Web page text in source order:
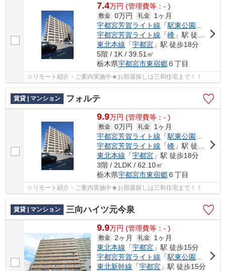
7.4万円 (管理費等：- )
敷金 0万円 礼金
1ヶ月
宇都宮芳賀ライト線 「駅東公園前
宇都宮芳賀ライト線 「峰 」駅 徒歩6分
東北本線 「宇都宮 」駅 徒歩18分
5階 / 1K / 39.51㎡
栃木県宇都宮市東宿郷６丁目
☆リモート紹介・ご案内実施中★お部屋探しは三和住宅まで！！
賃貸 | マンション フォルテ
9.9万円 (管理費等：- )
敷金 0万円 礼金
1ヶ月
宇都宮芳賀ライト線 「駅東公園前
宇都宮芳賀ライト線 「峰 」駅 徒歩6分
東北本線 「宇都宮 」駅 徒歩18分
3階 / 2LDK / 62.10㎡
栃木県宇都宮市東宿郷６丁目
☆リモート紹介・ご案内実施中★お部屋探しは三和住宅まで！！
賃貸 | マンション 三向ハイツ元今泉
9.9万円 (管理費等：- )
敷金 2ヶ月 礼金
1ヶ月
東北本線 「宇都宮 」駅 徒歩15分
宇都宮芳賀ライト線 「駅東公園前
」駅
東北新幹線 「宇都宮 」駅 徒歩15分